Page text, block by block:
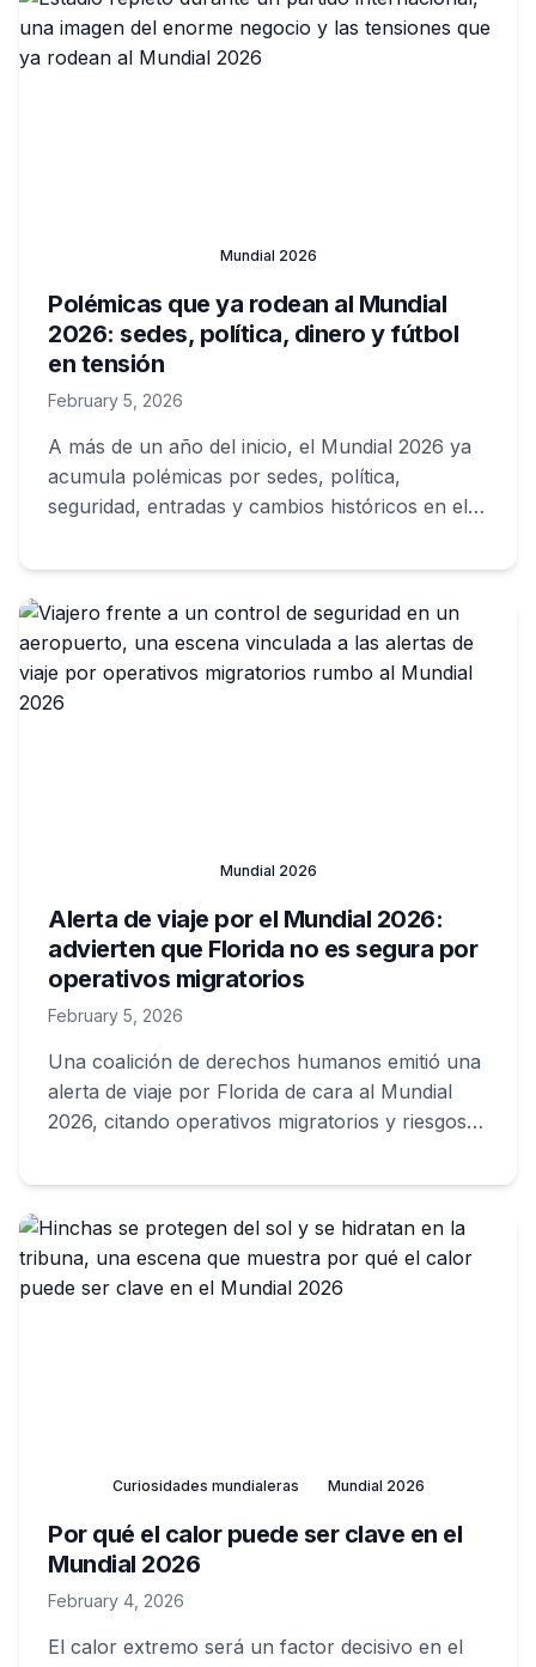
Mundial 2026
Polémicas que ya rodean al Mundial
2026: sedes, política, dinero y fútbol
en tensión
February 5, 2026
A más de un año del inicio, el Mundial 2026 ya
acumula polémicas por sedes, política,
seguridad, entradas y cambios históricos en el
Mundial 2026
Alerta de viaje por el Mundial 2026:
advierten que Florida no es segura por
operativos migratorios
February 5, 2026
Una coalición de derechos humanos emitió una
alerta de viaje por Florida de cara al Mundial
2026, citando operativos migratorios y riesgos
Curiosidades mundialeras Mundial 2026
Por qué el calor puede ser clave en el
Mundial 2026
February 4, 2026
El calor extremo será un factor decisivo en el